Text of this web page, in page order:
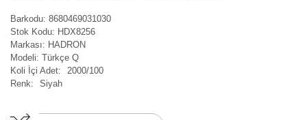
Barkodu: 8680469031030
Stok Kodu: HDX8256
Markası: HADRON
Modeli: Türkçe Q
Koli İçi Adet:
2000/100
Renk:
Siyah